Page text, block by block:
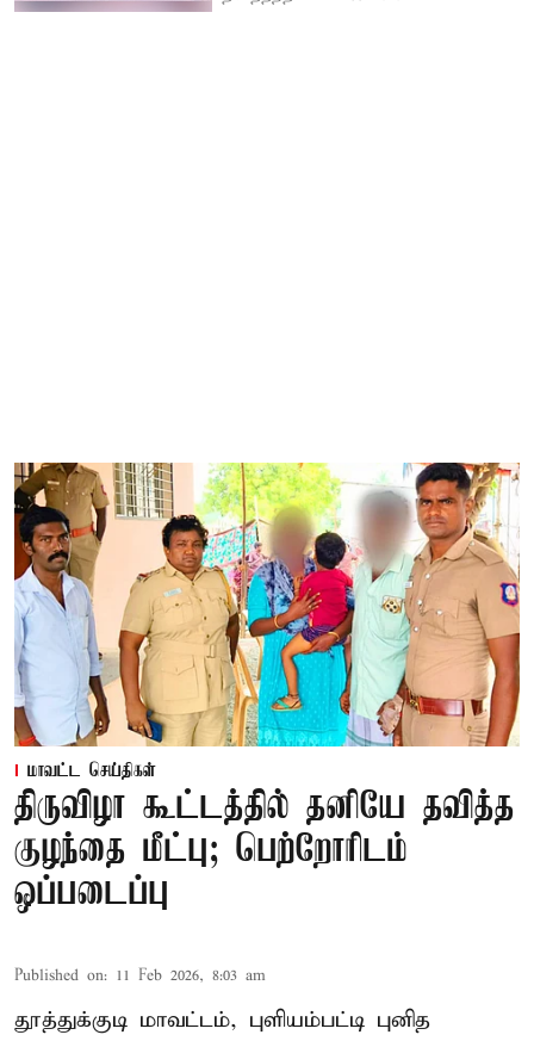
மாவட்ட செய்திகள்
திருவிழா கூட்டத்தில் தனியே தவித்த
குழந்தை மீட்பு; பெற்றோரிடம்
ஒப்படைப்பு
Published on: 11 Feb 2026, 8:03 am
தூத்துக்குடி மாவட்டம், புளியம்பட்டி புனித